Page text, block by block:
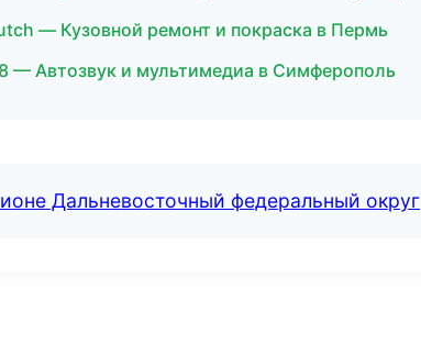
— Кузовной ремонт и покраска в Пермь
— Автозвук и мультимедиа в Симферополь
Дальневосточный федеральный округ